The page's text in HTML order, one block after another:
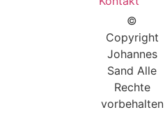
©
Copyright
Johannes
Sand Alle
Rechte
vorbehalten